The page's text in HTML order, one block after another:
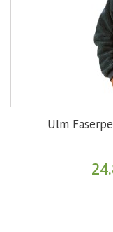
Ulm